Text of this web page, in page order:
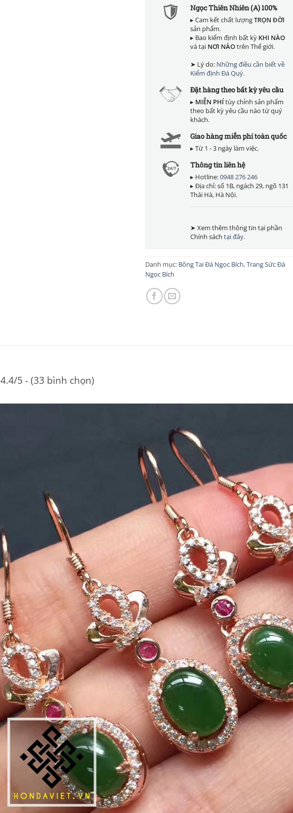
Ngọc Thiên Nhiên (A) 100%
▸ Cam kết chất lượngTRỌN ĐỜI
sản phẩm.
▸ Bao kiểm định bất kỳ KHI NÀO
và tại NƠI NÀOtrên Thế giới.
➤ Lý do: Những điều cần biết về
Kiểm định Đá Quý.
Đặt hàng theo bất kỳ yêu cầu
▸ MIỄN PHÍtùy chỉnh sản phẩm
theo bất kỳ yêu cầu nào từ quý
khách.
Giao hàng miễn phí toàn quốc
▸ Từ 1 - 3 ngày làm việc.
Thông tin liên hệ
▸ Hotline:0948 276 246
▸ Địa chỉ: số 1B, ngách 29, ngõ 131
Thái Hà, Hà Nội.
➤ Xem thêm thông tin tại phần
Chính sách tại đây.
Danh mục: Bông Tai Đá Ngọc Bích,Trang Sức Đá
Ngọc Bích
4.4/5 - (33 bình chọn)